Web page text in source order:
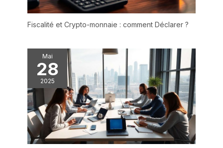
Fiscalité et Crypto-monnaie : comment Déclarer ?
Mai
28
2025